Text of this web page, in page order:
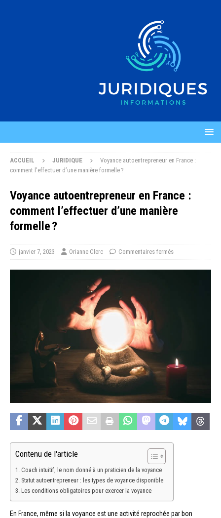
ACCUEIL JURIDIQUE
Voyance autoentrepreneur en France :
comment l’effectuer d’une manière formelle ?
Voyance autoentrepreneur en France :
comment l’effectuer d’une manière
formelle ?
janvier 7, 2023 Orianne Clerc Commentaires fermés
Contenu de l'article
Coach intuitif, le nom donné à un praticien de la voyance
Statut autoentrepreneur : les types de voyance disponible
Les conditions obligatoires pour exercer la voyance
En France, même si la voyance est une activité reprochée par bon